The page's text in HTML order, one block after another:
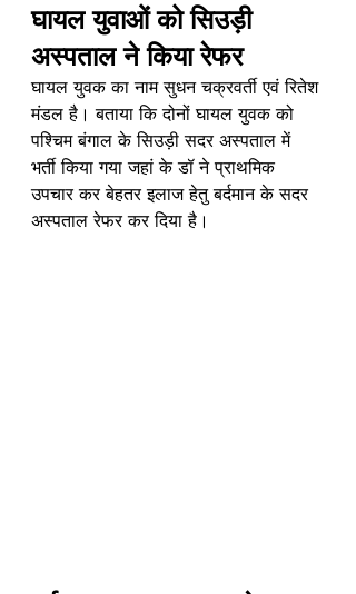
घायल युवाओं को सिउड़ी
अस्पताल ने किया रेफर
घायल युवक का नाम सुधन चक्रवर्ती एवं रितेश
मंडल है। बताया कि दोनों घायल युवक को
पश्चिम बंगाल के सिउड़ी सदर अस्पताल में
भर्ती किया गया जहां के डॉ ने प्राथमिक
उपचार कर बेहतर इलाज हेतु बर्दमान के सदर
अस्पताल रेफर कर दिया है।